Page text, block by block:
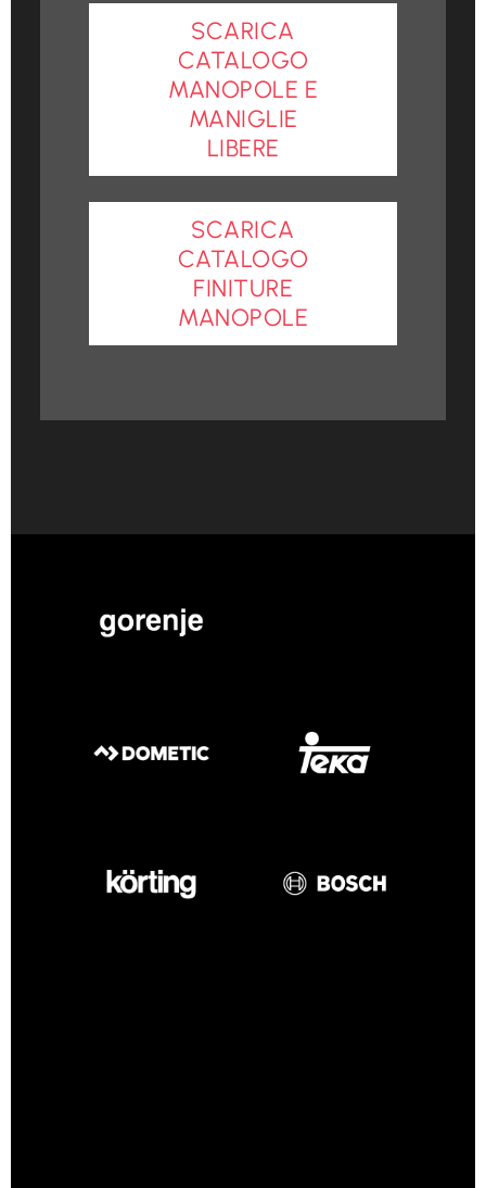
SCARICA
CATALOGO
MANOPOLE E
MANIGLIE
LIBERE
SCARICA
CATALOGO
FINITURE
MANOPOLE